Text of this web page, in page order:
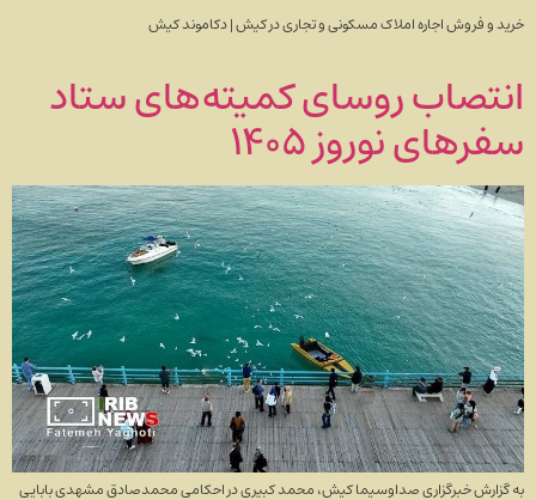
خرید و فروش اجاره املاک مسکونی و تجاری در کیش | دکاموند کیش
انتصاب روسای کمیته‌های ستاد
سفر‌های نوروز ۱۴۰۵
به گزارش خبرگزاری صداوسیما کیش، محمد کبیری در احکامی محمدصادق مشهدی بابایی